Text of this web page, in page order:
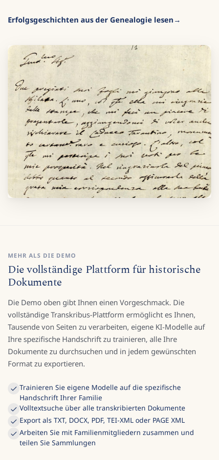
Erfolgsgeschichten aus der Genealogie lesen
MEHR ALS DIE DEMO
Die vollständige Plattform für historische
Dokumente
Die Demo oben gibt Ihnen einen Vorgeschmack. Die
vollständige Transkribus-Plattform ermöglicht es Ihnen,
Tausende von Seiten zu verarbeiten, eigene KI-Modelle auf
Ihre spezifische Handschrift zu trainieren, alle Ihre
Dokumente zu durchsuchen und in jedem gewünschten
Format zu exportieren.
Trainieren Sie eigene Modelle auf die spezifische
Handschrift Ihrer Familie
Volltextsuche über alle transkribierten Dokumente
Export als TXT, DOCX, PDF, TEI-XML oder PAGE XML
Arbeiten Sie mit Familienmitgliedern zusammen und
teilen Sie Sammlungen